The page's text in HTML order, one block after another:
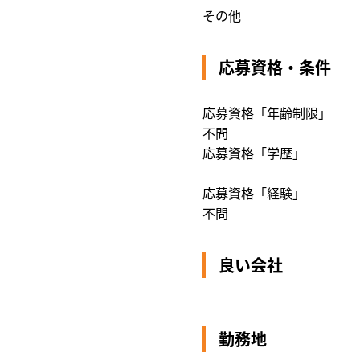
その他
応募資格・条件
応募資格「年齢制限」
不問
応募資格「学歴」
応募資格「経験」
不問
良い会社
勤務地